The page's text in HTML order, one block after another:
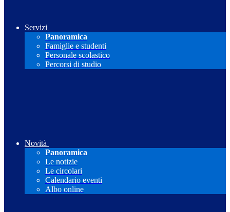
Servizi
Panoramica
Famiglie e studenti
Personale scolastico
Percorsi di studio
Novità
Panoramica
Le notizie
Le circolari
Calendario eventi
Albo online